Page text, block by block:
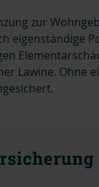
zur
eigenständige
Lawine. Ohne